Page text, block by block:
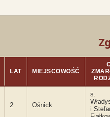
LAT MIEJSCOWOŚĆ
2 Ośnick
s.
i